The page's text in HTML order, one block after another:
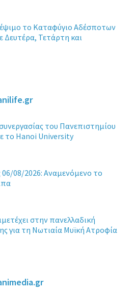
το Καταφύγιο Αδέσποτων
Δευτέρα, Τετάρτη και
του Πανεπιστημίου
το Hanoi University
08/2026: Αναμενόμενο το
στην πανελλαδική
για τη Νωτιαία Μυϊκή Ατροφία